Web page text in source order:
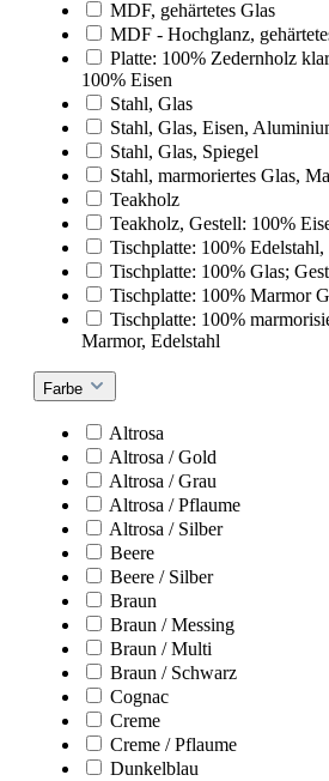
MDF, gehärtetes Glas
MDF - Hochglanz,
Platte: 100% Zedernholz
100% Eisen
Stahl, Glas
Stahl, Glas, Eisen,
Stahl, Glas, Spiegel
Stahl, marmoriertes Glas,
Teakholz
Teakholz, Gestell: 100%
Tischplatte: 100%
Tischplatte: 100% Glas;
Tischplatte: 100% Marmor
Tischplatte: 100%
Marmor, Edelstahl
Farbe
Altrosa
Altrosa / Gold
Altrosa / Grau
Altrosa / Pflaume
Altrosa / Silber
Beere
Beere / Silber
Braun
Braun / Messing
Braun / Multi
Braun / Schwarz
Cognac
Creme
Creme / Pflaume
Dunkelblau